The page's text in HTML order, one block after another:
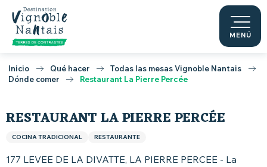
Aller
contenu
principal
MENÚ
Inicio Qué hacer
Todas las mesas Vignoble Nantais
Dónde comer
Restaurant La Pierre Percée
RESTAURANT LA PIERRE PERCÉE
COCINA TRADICIONAL RESTAURANTE
177 LEVEE DE LA DIVATTE, LA PIERRE PERCEE - La